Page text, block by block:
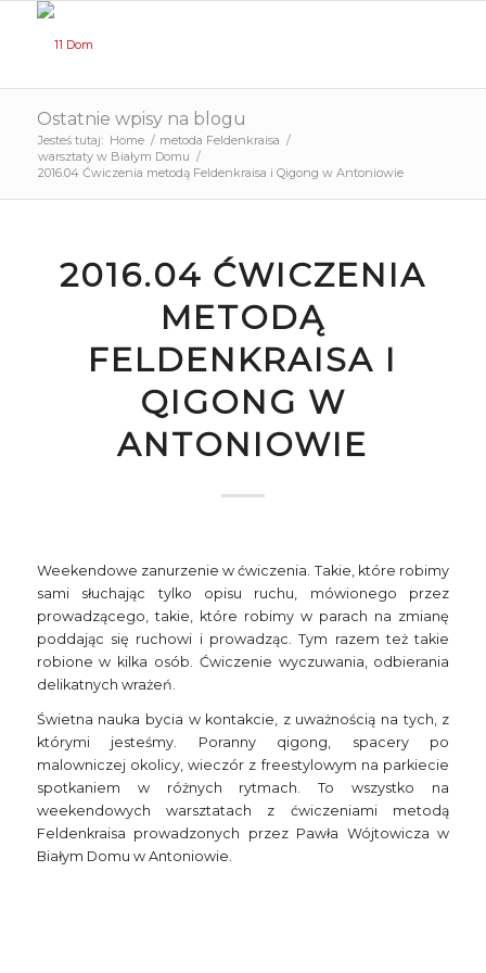
Ostatnie wpisy na blogu
Jesteś tutaj: Home / metoda Feldenkraisa /
warsztaty w Białym Domu /
2016.04 Ćwiczenia metodą Feldenkraisa i Qigong w Antoniowie
2016.04 ĆWICZENIA
METODĄ
FELDENKRAISA I
QIGONG W
ANTONIOWIE
Weekendowe zanurzenie w ćwiczenia. Takie, które robimy
sami słuchając tylko opisu ruchu, mówionego przez
prowadzącego, takie, które robimy w parach na zmianę
poddając się ruchowi i prowadząc. Tym razem też takie
robione w kilka osób. Ćwiczenie wyczuwania, odbierania
delikatnych wrażeń.
Świetna nauka bycia w kontakcie, z uważnością na tych, z
którymi jesteśmy. Poranny qigong, spacery po
malowniczej okolicy, wieczór z freestylowym na parkiecie
spotkaniem w różnych rytmach. To wszystko na
weekendowych warsztatach z ćwiczeniami metodą
Feldenkraisa prowadzonych przez Pawła Wójtowicza w
Białym Domu w Antoniowie.